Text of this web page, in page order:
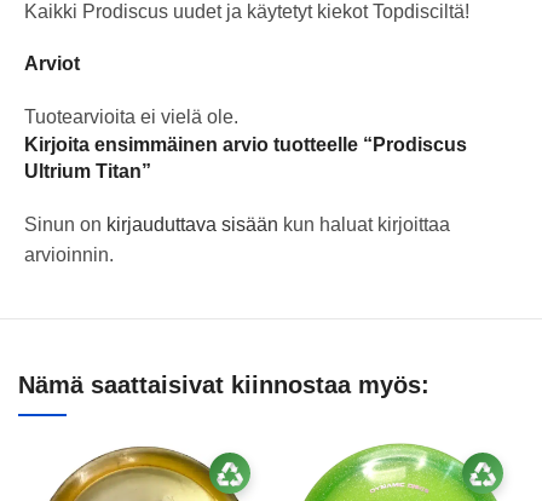
Kaikki Prodiscus uudet ja käytetyt kiekot Topdisciltä!
Arviot
Tuotearvioita ei vielä ole.
Kirjoita ensimmäinen arvio tuotteelle “Prodiscus
Ultrium Titan”
Sinun on kirjauduttava sisään kun haluat kirjoittaa
arvioinnin.
Nämä saattaisivat kiinnostaa myös: